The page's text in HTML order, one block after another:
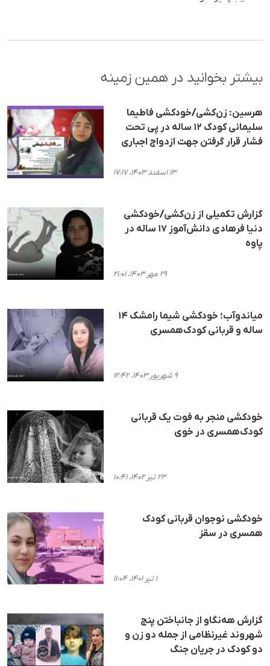
بیشتر بخوانید در همین زمینه
هرسین: زن‌کشی/خودکشی فاطیما
سلیمانی کودک ۱۲ ساله در پی تحت
فشار قرار گرفتن جهت ازدواج اجباری
۱۳ اسفند ۱۴۰۳، ۱۷:۱۷
گزارش تکمیلی از زن‌کشی/خودکشی
دنیا فرهادی دانش‌آموز ۱۷ ساله در
پاوه
۲۹ مهر ۱۴۰۳، ۲۱:۰۱
میاندوآب؛ خودکشی شیما رامشک ۱۴
ساله و قربانی کودک‌همسری
۹ شهریور ۱۴۰۳، ۱۲:۴۲
خودکشی منجر به فوت یک قربانی
کودک‌همسری در خوی
۲۳ تیر ۱۴۰۲، ۱۰:۴۱
خودکشی نوجوان قربانی کودک
همسری در سقز
۱ تیر ۱۴۰۱، ۱۱:۰۴
گزارش هه‌نگاو از جانباختن پنج
شهروند غیرنظامی از جملە دو زن و
دو کودک در جریان جنگ